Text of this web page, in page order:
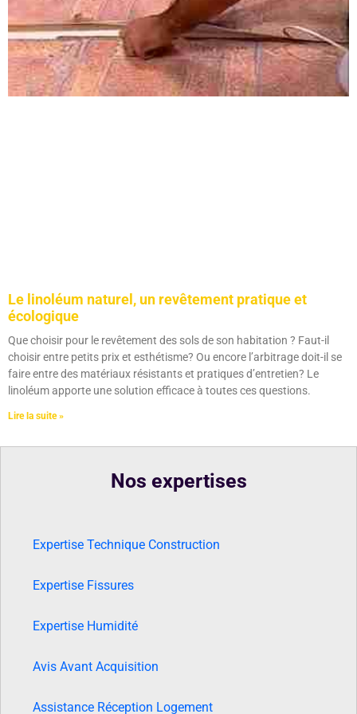
Le linoléum naturel, un revêtement pratique et
écologique
Que choisir pour le revêtement des sols de son habitation ? Faut-il
choisir entre petits prix et esthétisme? Ou encore l’arbitrage doit-il se
faire entre des matériaux résistants et pratiques d’entretien? Le
linoléum apporte une solution efficace à toutes ces questions.
Lire la suite »
Nos expertises
Expertise Technique Construction
Expertise Fissures
Expertise Humidité
Avis Avant Acquisition
Assistance Réception Logement